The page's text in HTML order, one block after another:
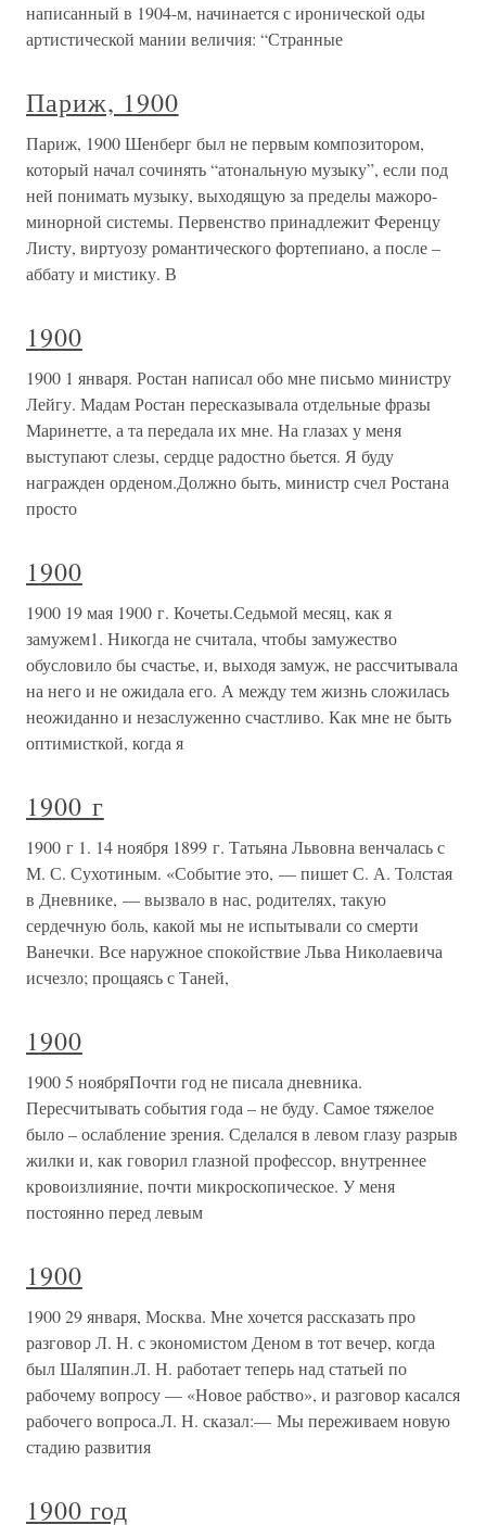
написанный в 1904-м, начинается с иронической оды
артистической мании величия: “Странные
Париж, 1900
Париж, 1900 Шенберг был не первым композитором,
который начал сочинять “атональную музыку”, если под
ней понимать музыку, выходящую за пределы мажоро-
минорной системы. Первенство принадлежит Ференцу
Листу, виртуозу романтического фортепиано, а после –
аббату и мистику. В
1900
1900 1 января. Ростан написал обо мне письмо министру
Лейгу. Мадам Ростан пересказывала отдельные фразы
Маринетте, а та передала их мне. На глазах у меня
выступают слезы, сердце радостно бьется. Я буду
награжден орденом.Должно быть, министр счел Ростана
просто
1900
1900 19 мая 1900 г. Кочеты.Седьмой месяц, как я
замужем1. Никогда не считала, чтобы замужество
обусловило бы счастье, и, выходя замуж, не рассчитывала
на него и не ожидала его. А между тем жизнь сложилась
неожиданно и незаслуженно счастливо. Как мне не быть
оптимисткой, когда я
1900 г
1900 г 1. 14 ноября 1899 г. Татьяна Львовна венчалась с
М. С. Сухотиным. «Событие это, — пишет С. А. Толстая
в Дневнике, — вызвало в нас, родителях, такую
сердечную боль, какой мы не испытывали со смерти
Ванечки. Все наружное спокойствие Льва Николаевича
исчезло; прощаясь с Таней,
1900
1900 5 ноябряПочти год не писала дневника.
Пересчитывать события года – не буду. Самое тяжелое
было – ослабление зрения. Сделался в левом глазу разрыв
жилки и, как говорил глазной профессор, внутреннее
кровоизлияние, почти микроскопическое. У меня
постоянно перед левым
1900
1900 29 января, Москва. Мне хочется рассказать про
разговор Л. Н. с экономистом Деном в тот вечер, когда
был Шаляпин.Л. Н. работает теперь над статьей по
рабочему вопросу — «Новое рабство», и разговор касался
рабочего вопроса.Л. Н. сказал:— Мы переживаем новую
стадию развития
1900 год